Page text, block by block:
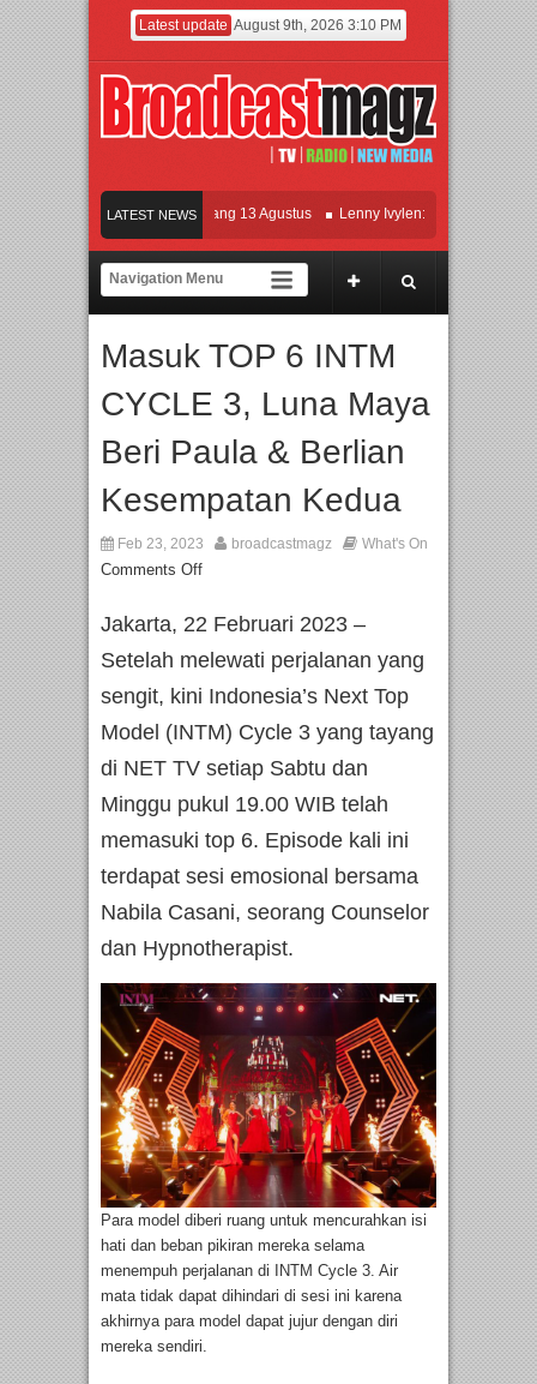
Latest update August 9th, 2026 3:10 PM
LATEST NEWS
KETOK MEJIK Siap Tayang 13 Agustus Lenny Ivylen: 26 Tahun Jaga
Universitas Agung Podomoro Jalin Kerja Sama Pendidikan dan Riset untuk
Masuk TOP 6 INTM
CYCLE 3, Luna Maya
Beri Paula & Berlian
Kesempatan Kedua
Feb 23, 2023 broadcastmagz What's On
Comments Off
Jakarta, 22 Februari 2023 –
Setelah melewati perjalanan yang
sengit, kini Indonesia’s Next Top
Model (INTM) Cycle 3 yang tayang
di NET TV setiap Sabtu dan
Minggu pukul 19.00 WIB telah
memasuki top 6. Episode kali ini
terdapat sesi emosional bersama
Nabila Casani, seorang Counselor
dan Hypnotherapist.
Para model diberi ruang untuk mencurahkan isi
hati dan beban pikiran mereka selama
menempuh perjalanan di INTM Cycle 3. Air
mata tidak dapat dihindari di sesi ini karena
akhirnya para model dapat jujur dengan diri
mereka sendiri.